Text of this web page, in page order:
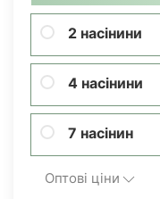
2 насінини
4 насінини
7 насінин
Оптові ціни